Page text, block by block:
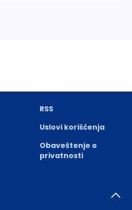
RSS
Uslovi korišćenja
Obaveštenje o
privatnosti